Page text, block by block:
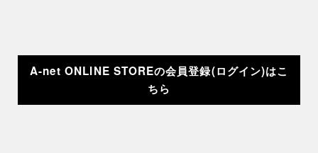
A-net ONLINE STOREの会員登録(ログイン)はこ
ちら